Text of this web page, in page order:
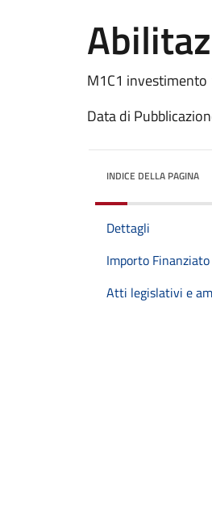
M1C1 investimento
Data di
INDICE DELLA PAGINA
Dettagli
Importo Finanziato
Atti legislativi e